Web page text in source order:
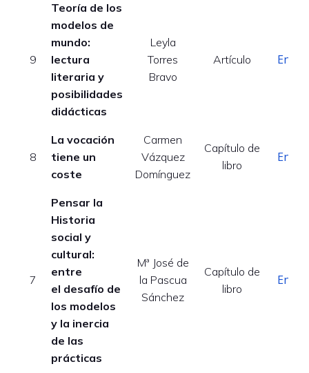
9
Teoría de los
modelos de
mundo:
lectura
literaria y
posibilidades
didácticas
Leyla
Torres
Bravo
Artículo
8
La vocación
tiene un
coste
Carmen
Vázquez
Domínguez
Capítulo de
libro
7
Pensar la
Historia
social y
cultural:
entre
el desafío de
los modelos
y la inercia
de las
prácticas
Mª José de
la Pascua
Sánchez
Capítulo de
libro